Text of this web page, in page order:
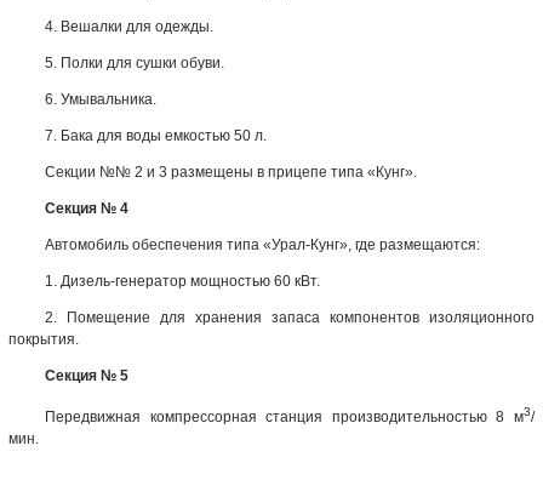
4. Вешалки для одежды.
5. Полки для сушки обуви.
6. Умывальника.
7. Бака для воды емкостью 50 л.
Секции №№ 2 и 3 размещены в прицепе типа «Кунг».
Секция № 4
Автомобиль обеспечения типа «Урал-Кунг», где размещаются:
1. Дизель-генератор мощностью 60 кВт.
2. Помещение для хранения запаса компонентов изоляционного
покрытия.
Секция № 5
Передвижная компрессорная станция производительностью 8 м3/
мин.